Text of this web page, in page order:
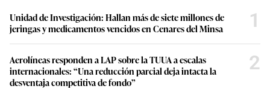
Unidad de Investigación: Hallan más de siete millones de
jeringas y medicamentos vencidos en Cenares del Minsa
1
Aerolíneas responden a LAP sobre la TUUA a escalas
internacionales: “Una reducción parcial deja intacta la
desventaja competitiva de fondo”
2